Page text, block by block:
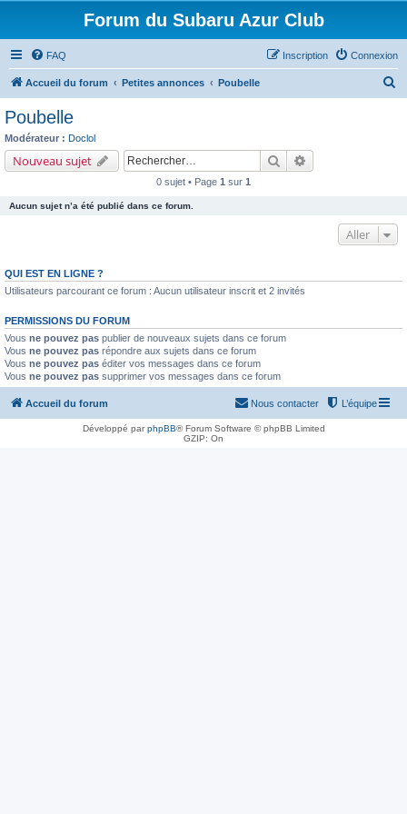
Forum du Subaru Azur Club
FAQ Connexion
Inscription
Accueil du forum Petites annonces Poubelle
Poubelle
Modérateur : Doclol
Nouveau sujet Rechercher
0 sujet • Page 1 sur 1
Aucun sujet n’a été publié dans ce forum.
Aller
QUI EST EN LIGNE ?
Utilisateurs parcourant ce forum : Aucun utilisateur inscrit et 2 invités
PERMISSIONS DU FORUM
Vous ne pouvez pas publier de nouveaux sujets dans ce forum
Vous ne pouvez pas répondre aux sujets dans ce forum
Vous ne pouvez pas éditer vos messages dans ce forum
Vous ne pouvez pas supprimer vos messages dans ce forum
Accueil du forum L’équipe
Nous contacter
Développé parphpBB® Forum Software © phpBB Limited
GZIP: On